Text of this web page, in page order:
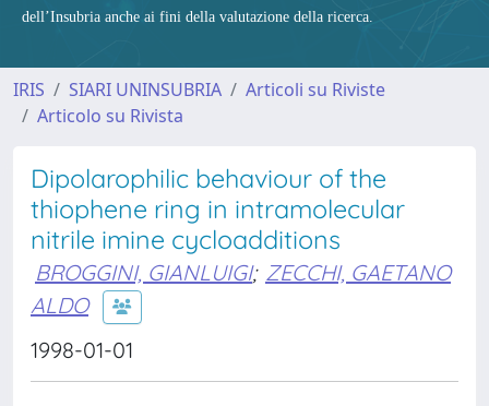
dell’Insubria anche ai fini della valutazione della ricerca.
IRIS SIARI UNINSUBRIA
Articoli su Riviste
Articolo su Rivista
Dipolarophilic behaviour of the
thiophene ring in intramolecular
nitrile imine cycloadditions
BROGGINI, GIANLUIGI; ZECCHI, GAETANO
ALDO
1998-01-01